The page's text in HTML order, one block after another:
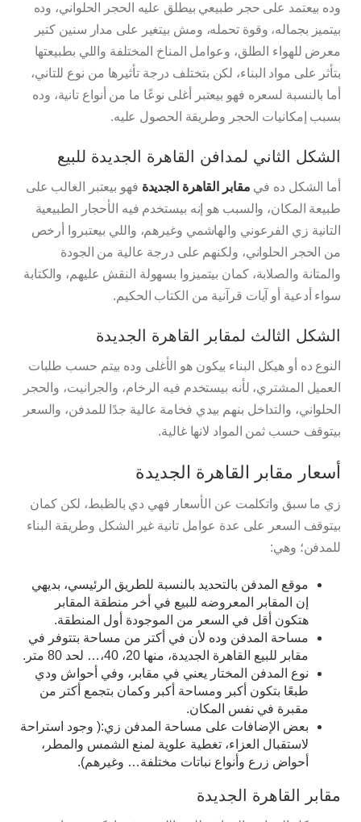
وده بيعتمد على حجر طبيعي بيطلق عليه الحجر الحلواني، وده
بيتميز بجماله، وقوة تحمله، ومش بيتغير على مدار سنين كتير
معرض للهواء الطلق، وعوامل المناخ المختلفة واللي بطبيعتها
بتأثر على مواد البناء، لكن بتختلف درجة تأثيرها من نوع للتاني،
أما بالنسبة لسعره فهو بيعتبر أغلى نوعًا ما من أنواع تانية، وده
بسبب إمكانيات الحجر وطريقة الحصول عليه.
الشكل الثاني لمدافن القاهرة الجديدة للبيع
أما الشكل ده في مقابر القاهرة الجديدة فهو بيعتبر الغالب على
طبيعة المكان، والسبب هو إنه بيستخدم فيه الأحجار الطبيعية
التانية زي الفرعوني والهاشمي وغيرهم، واللي بيعتبروا أرخص
من الحجر الحلواني، ولكنهم على درجة عالية من الجودة
والمتانة والصلابة، كمان بيتميزوا بسهولة النقش عليهم، والكتابة
سواء أدعية أو آيات قرآنية من الكتاب الحكيم.
الشكل الثالث لمقابر القاهرة الجديدة
النوع ده أو هيكل البناء بيكون هو الأغلى وده بيتم حسب طلبات
العميل المشتري، لأنه بيستخدم فيه الرخام، والجرانيت، والحجر
الحلواني، والتداخل بنهم بيدي فخامة عالية جدًا للمدفن، والسعر
بيتوقف حسب ثمن المواد لانها غالية.
أسعار مقابر القاهرة الجديدة
زي ما سبق واتكلمت عن الأسعار فهي دي بالظبط، لكن كمان
بيتوقف السعر على عدة عوامل تانية غير الشكل وطريقة البناء
للمدفن؛ وهي:
موقع المدفن بالتحديد بالنسبة للطريق الرئيسي، بديهي
إن المقابر المعروضه للبيع في أخر منطقة المقابر
هتكون أقل في السعر من الموجودة أول المنطقة.
مساحة المدفن وده لأن في أكتر من مساحة بتتوفر في
مقابر للبيع القاهرة الجديدة، منها 20، 40،… لحد 80 متر.
نوع المدفن المختار يعني في مقابر، وفي أحواش ودي
طبعًا بتكون أكبر ومساحة أكبر وكمان بتجمع أكتر من
مقبرة في نفس المكان.
بعض الإضافات على مساحة المدفن زي:( وجود استراحة
لاستقبال العزاء، تغطية علوية لمنع الشمس والمطر،
أحواض زرع وأنواع نباتات مختلفة… وغيرهم).
مقابر القاهرة الجديدة